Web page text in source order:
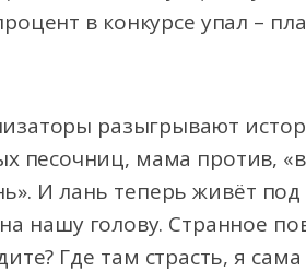
в конкурсе упал –
разыгрывают
песочниц, мама против,
И лань теперь живёт
нашу голову. Странное
Где там страсть, я